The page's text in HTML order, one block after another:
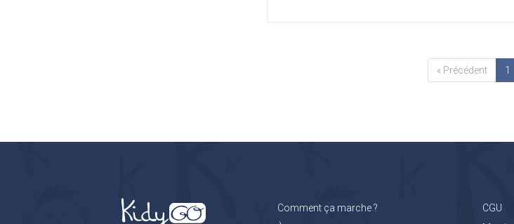
« Précédent 1
Comment ça marche ?
CGU